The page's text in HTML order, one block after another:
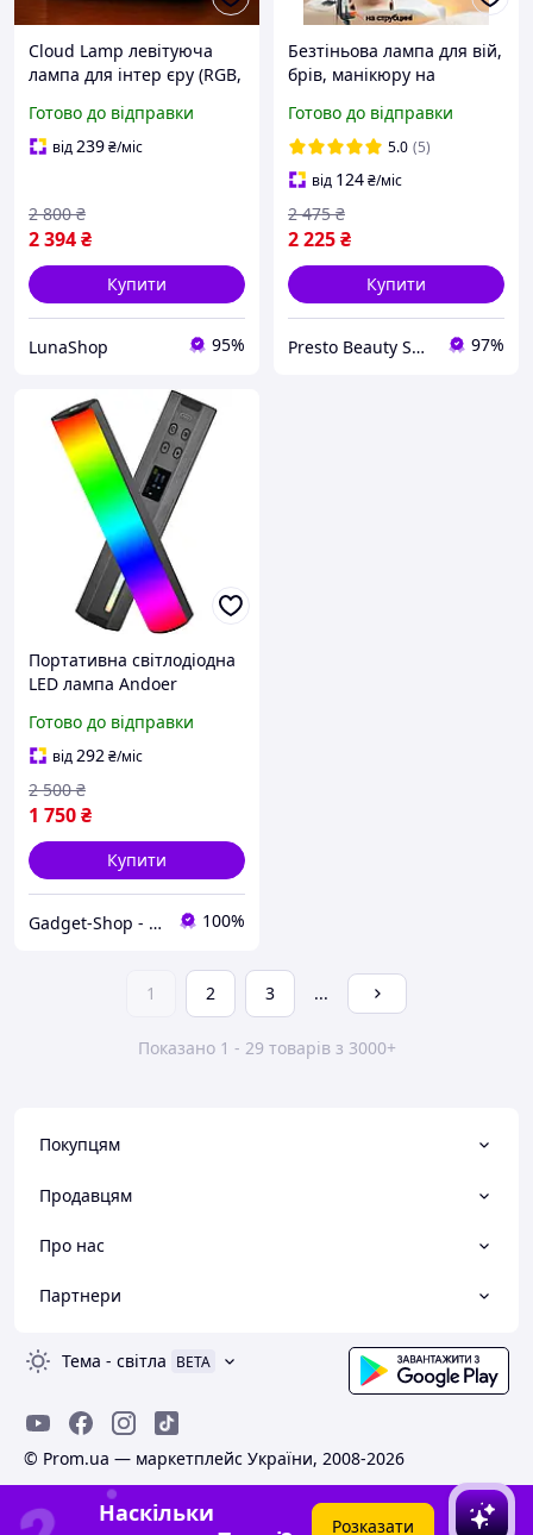
Cloud Lamp левітуюча
лампа для інтер єру (RGB,
Готово до відправки
від239₴/міс
2 394₴
2 800 ₴
Купити
LunaShop 95%
Безтіньова лампа для вій,
брів, манікюру на
лампа для косметології
HD-M3X 20W
Готово до відправки
5.0 (5)
від 124₴/міс
2 225₴
2 475 ₴
Купити
Presto Beauty Shop 97%
Портативна світлодіодна
LED лампа Andoer
відео світло з
різнокольоровим RGB
підсвічуванням на
штатив
Готово до відправки
від292₴/міс
1 750₴
2 500 ₴
Купити
Gadget-Shop - інтернет магазин гаджетів та аксесуарів 100%
1 2 3 ...
Показано 1 - 29 товарів з 3000+
Покупцям
Продавцям
Про нас
Партнери
Тема - світла BETA
© Prom.ua — маркетплейс України, 2008-2026
Наскільки
Розказати